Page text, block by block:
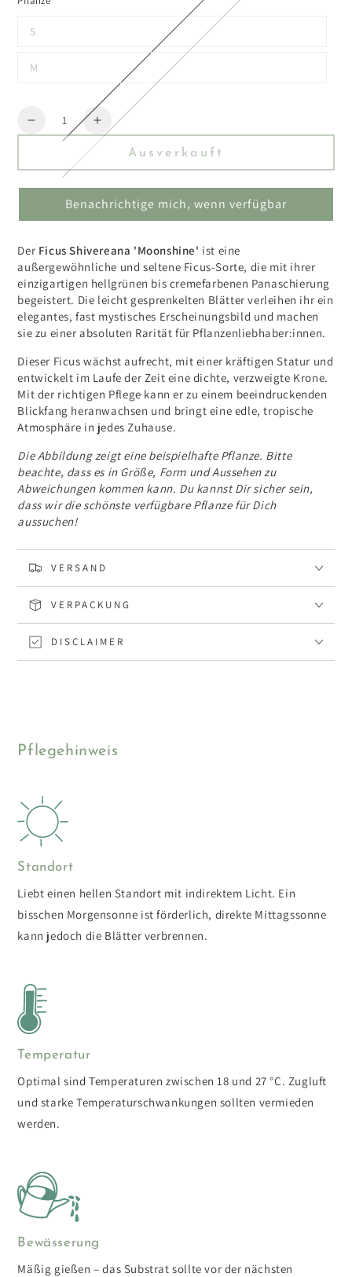
S
M
Reduzieren
Menge
für
Shivereana
Moonshine
Erhöhen
Sie
für
Ficus
Shivereana
Moonshine
Ausverkauft
Benachrichtige mich, wenn verfügbar
Der Ficus Shivereana 'Moonshine' ist eine
außergewöhnliche und seltene Ficus-Sorte, die mit ihrer
einzigartigen hellgrünen bis cremefarbenen Panaschierung
begeistert. Die leicht gesprenkelten Blätter verleihen ihr ein
elegantes, fast mystisches Erscheinungsbild und machen
sie zu einer absoluten Rarität für Pflanzenliebhaber:innen.
Dieser Ficus wächst aufrecht, mit einer kräftigen Statur und
entwickelt im Laufe der Zeit eine dichte, verzweigte Krone.
Mit der richtigen Pflege kann er zu einem beeindruckenden
Blickfang heranwachsen und bringt eine edle, tropische
Atmosphäre in jedes Zuhause.
Die Abbildung zeigt eine beispielhafte Pflanze. Bitte
beachte, dass es in Größe, Form und Aussehen zu
Abweichungen kommen kann. Du kannst Dir sicher sein,
dass wir die schönste verfügbare Pflanze für Dich
aussuchen!
VERSAND
VERPACKUNG
DISCLAIMER
Pflegehinweis
Standort
Liebt einen hellen Standort mit indirektem Licht. Ein
bisschen Morgensonne ist förderlich, direkte Mittagssonne
kann jedoch die Blätter verbrennen.
Temperatur
Optimal sind Temperaturen zwischen 18 und 27 °C. Zugluft
und starke Temperaturschwankungen sollten vermieden
werden.
Bewässerung
Mäßig gießen – das Substrat sollte vor der nächsten